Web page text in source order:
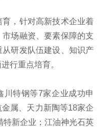
，针对高新技术企业着
场融资、要素保障的支
研发队伍建设、知识产
行重点培育。
川特钢等7家企业成功申
属、天力新陶等18家企
特新企业；江油神光石英